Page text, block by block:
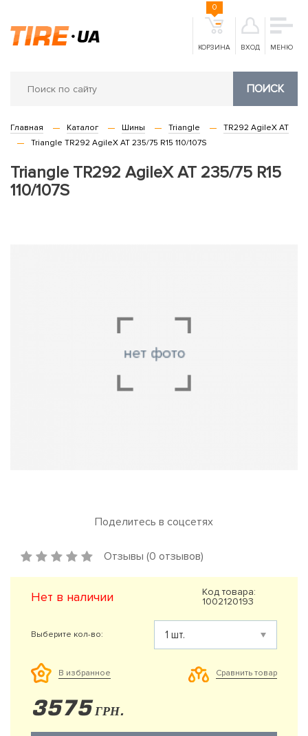
КОРЗИНА
0
ВХОД МЕНЮ
ПОИСК
Главная Каталог Шины Triangle
TR292 AgileX AT
Triangle TR292 AgileX AT 235/75 R15 110/107S
Triangle TR292 AgileX AT 235/75 R15
110/107S
Поделитесь в соцсетях
Отзывы (0 отзывов)
Нет в наличии
Код товара:
1002120193
Выберите кол-во:
В избранное Сравнить товар
3575 ГРН.